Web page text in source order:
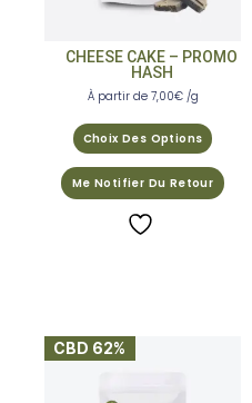
CHEESE CAKE – PROMO
HASH
À partir de 7,00€ /g
Choix Des Options
Me Notifier Du Retour
CBD 62%